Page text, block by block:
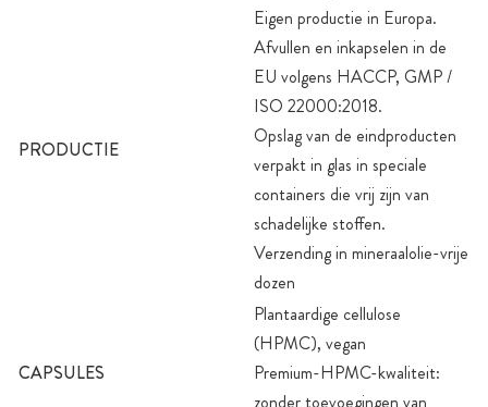
PRODUCTIE
Eigen productie in Europa.
Afvullen en inkapselen in de
EU volgens HACCP, GMP /
ISO 22000:2018.
Opslag van de eindproducten
verpakt in glas in speciale
containers die vrij zijn van
schadelijke stoffen.
Verzending in mineraalolie-vrije
dozen
CAPSULES
Plantaardige cellulose
(HPMC), vegan
Premium-HPMC-kwaliteit:
zonder toevoegingen van